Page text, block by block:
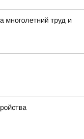
многолетний труд и